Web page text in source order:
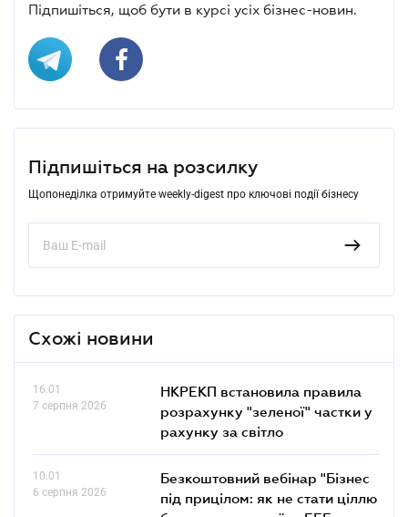
Підпишіться, щоб бути в курсі усіх бізнес-новин.
Підпишіться на розсилку
Щопонеділка отримуйте weekly-digest про ключові події бізнесу
Схожі новини
16.01
7 серпня 2026
НКРЕКП встановила правила
розрахунку "зеленої" частки у
рахунку за світло
10.01
6 серпня 2026
Безкоштовний вебінар "Бізнес
під прицілом: як не стати ціллю